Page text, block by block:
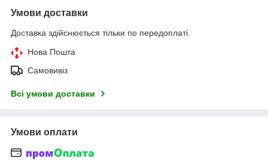
Умови доставки
Доставка здійснюється тільки по передоплаті.
Нова Пошта
Самовивіз
Всі умови доставки
Умови оплати